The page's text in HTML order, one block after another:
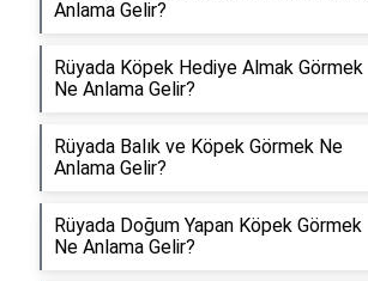
Anlama Gelir?
Rüyada Köpek Hediye Almak Görmek
Ne Anlama Gelir?
Rüyada Balık ve Köpek Görmek Ne
Anlama Gelir?
Rüyada Doğum Yapan Köpek Görmek
Ne Anlama Gelir?